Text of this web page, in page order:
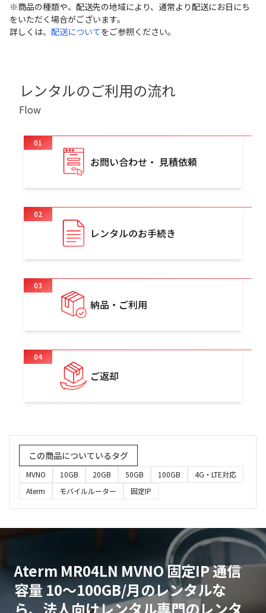
※商品の種類や、配送先の地域により、通常より配送にお日にち
をいただく場合がございます。
詳しくは、 配送についてをご参照ください。
レンタルのご利用の流れ
Flow
01
お問い合わせ・ 見積依頼
02
レンタルのお手続き
03
納品・ご利用
04
ご返却
この商品についているタグ
MVNO 10GB 20GB 50GB 100GB
4G・LTE対応
Aterm
モバイルルーター 固定IP
Aterm MR04LN MVNO 固定IP 通信
容量 10〜100GB/月のレンタルな
ら、法人向けレンタル専門のレンタ